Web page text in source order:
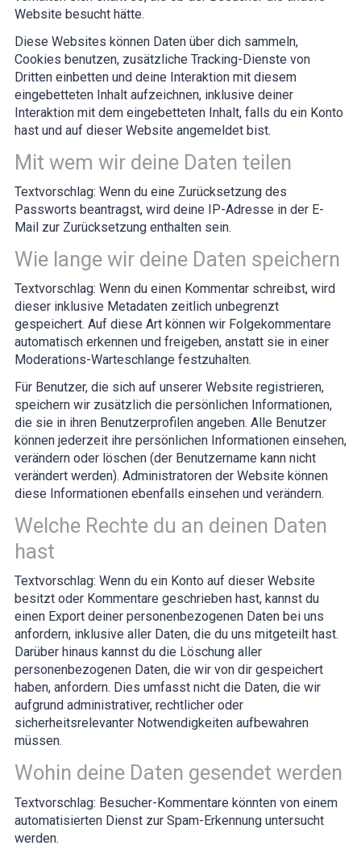
Website besucht hätte.
Diese Websites können Daten über dich sammeln,
Cookies benutzen, zusätzliche Tracking-Dienste von
Dritten einbetten und deine Interaktion mit diesem
eingebetteten Inhalt aufzeichnen, inklusive deiner
Interaktion mit dem eingebetteten Inhalt, falls du ein Konto
hast und auf dieser Website angemeldet bist.
Mit wem wir deine Daten teilen
Textvorschlag: Wenn du eine Zurücksetzung des
Passworts beantragst, wird deine IP-Adresse in der E-
Mail zur Zurücksetzung enthalten sein.
Wie lange wir deine Daten speichern
Textvorschlag: Wenn du einen Kommentar schreibst, wird
dieser inklusive Metadaten zeitlich unbegrenzt
gespeichert. Auf diese Art können wir Folgekommentare
automatisch erkennen und freigeben, anstatt sie in einer
Moderations-Warteschlange festzuhalten.
Für Benutzer, die sich auf unserer Website registrieren,
speichern wir zusätzlich die persönlichen Informationen,
die sie in ihren Benutzerprofilen angeben. Alle Benutzer
können jederzeit ihre persönlichen Informationen einsehen,
verändern oder löschen (der Benutzername kann nicht
verändert werden). Administratoren der Website können
diese Informationen ebenfalls einsehen und verändern.
Welche Rechte du an deinen Daten
hast
Textvorschlag: Wenn du ein Konto auf dieser Website
besitzt oder Kommentare geschrieben hast, kannst du
einen Export deiner personenbezogenen Daten bei uns
anfordern, inklusive aller Daten, die du uns mitgeteilt hast.
Darüber hinaus kannst du die Löschung aller
personenbezogenen Daten, die wir von dir gespeichert
haben, anfordern. Dies umfasst nicht die Daten, die wir
aufgrund administrativer, rechtlicher oder
sicherheitsrelevanter Notwendigkeiten aufbewahren
müssen.
Wohin deine Daten gesendet werden
Textvorschlag: Besucher-Kommentare könnten von einem
automatisierten Dienst zur Spam-Erkennung untersucht
werden.